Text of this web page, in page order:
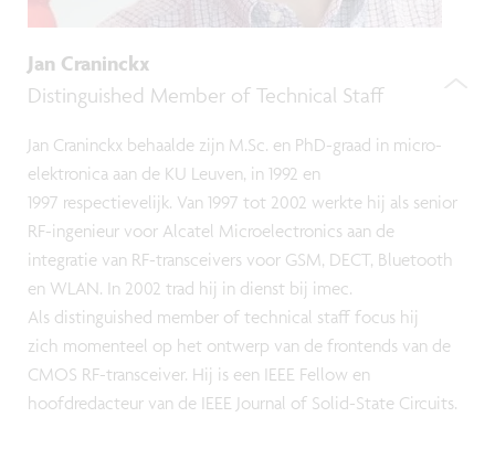
Jan Craninckx
Distinguished Member of Technical Staff
Jan Craninckx behaalde zijn M.Sc. en PhD-graad in micro-
elektronica aan de KU Leuven, in 1992 en
1997 respectievelijk. Van 1997 tot 2002 werkte hij als senior
RF-ingenieur voor Alcatel Microelectronics aan de
integratie van RF-transceivers voor GSM, DECT, Bluetooth
en WLAN. In 2002 trad hij in dienst bij imec.
Als distinguished member of technical staff focus hij
zich momenteel op het ontwerp van de frontends van de
CMOS RF-transceiver. Hij is een IEEE Fellow en
hoofdredacteur van de IEEE Journal of Solid-State Circuits.